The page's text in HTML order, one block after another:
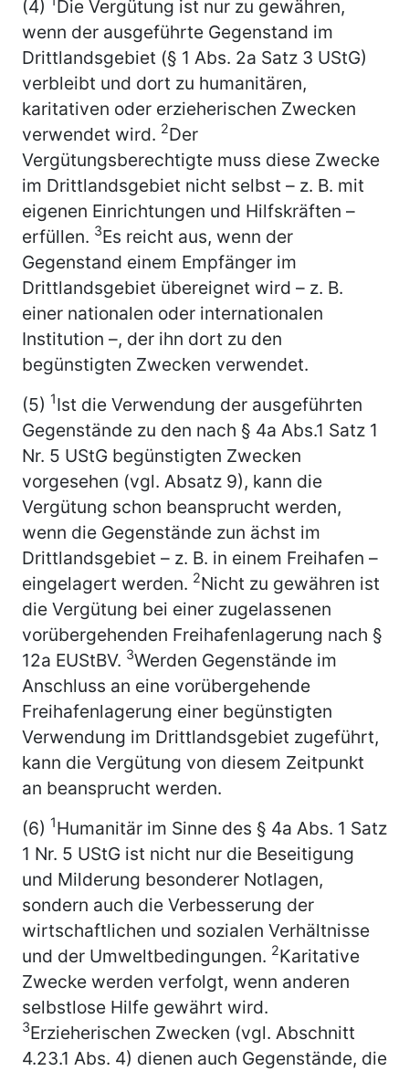
(4)
Die Vergütung ist nur zu gewähren,
wenn der ausgeführte Gegenstand im
Drittlandsgebiet (§ 1 Abs. 2a Satz 3 UStG)
verbleibt und dort zu humanitären,
karitativen oder erzieherischen Zwecken
verwendet wird. 2Der
Vergütungsberechtigte muss diese Zwecke
im Drittlandsgebiet nicht selbst – z. B. mit
eigenen Einrichtungen und Hilfskräften –
erfüllen. 3Es reicht aus, wenn der
Gegenstand einem Empfänger im
Drittlandsgebiet übereignet wird – z. B.
einer nationalen oder internationalen
Institution –, der ihn dort zu den
begünstigten Zwecken verwendet.
(5) 1Ist die Verwendung der ausgeführten
Gegenstände zu den nach § 4a Abs.1 Satz 1
Nr. 5 UStG begünstigten Zwecken
vorgesehen (vgl. Absatz 9), kann die
Vergütung schon beansprucht werden,
wenn die Gegenstände zun ächst im
Drittlandsgebiet – z. B. in einem Freihafen –
eingelagert werden. 2Nicht zu gewähren ist
die Vergütung bei einer zugelassenen
vorübergehenden Freihafenlagerung nach §
12a EUStBV. 3Werden Gegenstände im
Anschluss an eine vorübergehende
Freihafenlagerung einer begünstigten
Verwendung im Drittlandsgebiet zugeführt,
kann die Vergütung von diesem Zeitpunkt
an beansprucht werden.
(6) 1Humanitär im Sinne des § 4a Abs. 1 Satz
1 Nr. 5 UStG ist nicht nur die Beseitigung
und Milderung besonderer Notlagen,
sondern auch die Verbesserung der
wirtschaftlichen und sozialen Verhältnisse
und der Umweltbedingungen. 2Karitative
Zwecke werden verfolgt, wenn anderen
selbstlose Hilfe gewährt wird.
3Erzieherischen Zwecken (vgl. Abschnitt
4.23.1 Abs. 4) dienen auch Gegenstände, die